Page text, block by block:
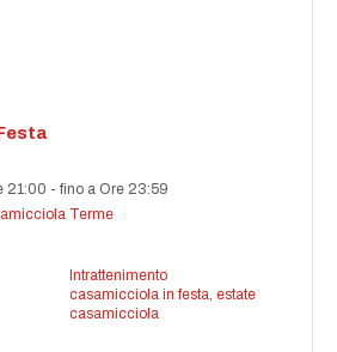
21:00 -fino a Ore 23:59
Terme
Intrattenimento
casamicciola in festa estate
casamicciola